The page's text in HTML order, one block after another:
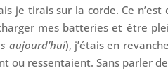
je tirais sur la corde. Ce n’est
mes batteries et être
aujourd’hui), j’étais en
ou ressentaient. Sans parler